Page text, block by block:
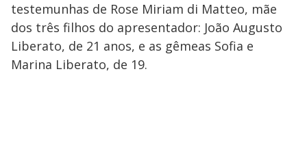
testemunhas de Rose Miriam di Matteo, mãe
dos três filhos do apresentador: João Augusto
Liberato, de 21 anos, e as gêmeas Sofia e
Marina Liberato, de 19.